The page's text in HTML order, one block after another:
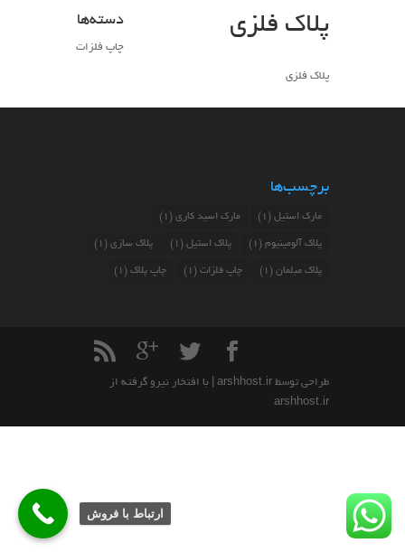
پلاک فلزی
پلاک فلزی
دسته‌ها
چاپ فلزات
برچسب‌ها
مارک استیل (1) مارک اسید کاری (1)
پلاک آلومینیوم (1) پلاک استیل (1) پلاک سازی (1)
پلاک مبلمان (1) چاپ فلزات (1) چاپ پلاک (1)
طراحی توسط arshhost.ir | با افتخار نیرو گرفته از
arshhost.ir
ارتباط با فروش